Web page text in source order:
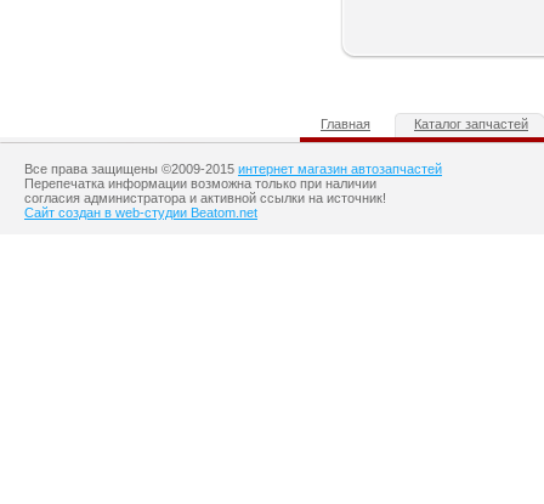
Главная Каталог запчастей
Все права защищены ©2009-2015 интернет магазин автозапчастей
Перепечатка информации возможна только при наличии
согласия администратора и активной ссылки на источник!
Сайт создан в web-студии Beatom.net